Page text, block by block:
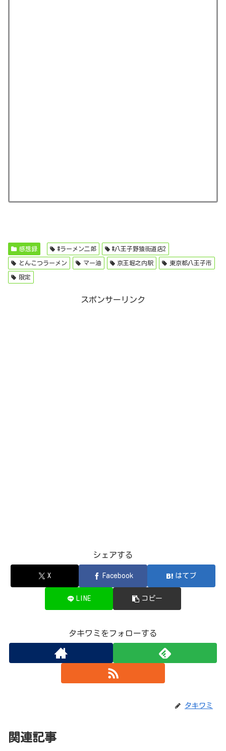
感想録 #ラーメン二郎 #八王子野猿街道店2
とんこつラーメン マー油 京王堀之内駅 東京都八王子市
限定
スポンサーリンク
シェアする
X Facebook はてブ
LINE コピー
タキワミをフォローする
タキワミ
関連記事